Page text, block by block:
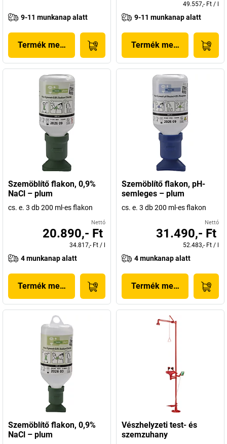
9-11 munkanap alatt
Termék megjelenítése
49.557,- Ft /
9-11 munkanap alatt
Termék megjelenítése
Szemöblítő flakon, 0,9%
NaCl – plum
cs. e. 3 db 200 ml-es flakon
Nettó
20.890,- Ft
34.817,- Ft /
4 munkanap alatt
Termék megjelenítése
Szemöblítő flakon, pH-
semleges – plum
cs. e. 3 db 200 ml-es flakon
Nettó
31.490,- Ft
52.483,- Ft /
4 munkanap alatt
Termék megjelenítése
Szemöblítő flakon, 0,9%
NaCl – plum
Vészhelyzeti test- és
szemzuhany